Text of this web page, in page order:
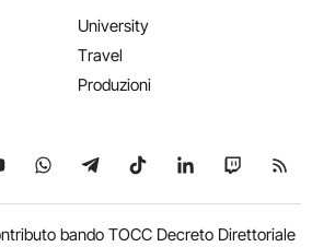
University
Travel
Produzioni
X su YouTube
Seguici su WhatsApp
Seguici su Telegram
Seguici su TikTok
Seguici su
Seguici
bando TOCC Decreto Direttoriale